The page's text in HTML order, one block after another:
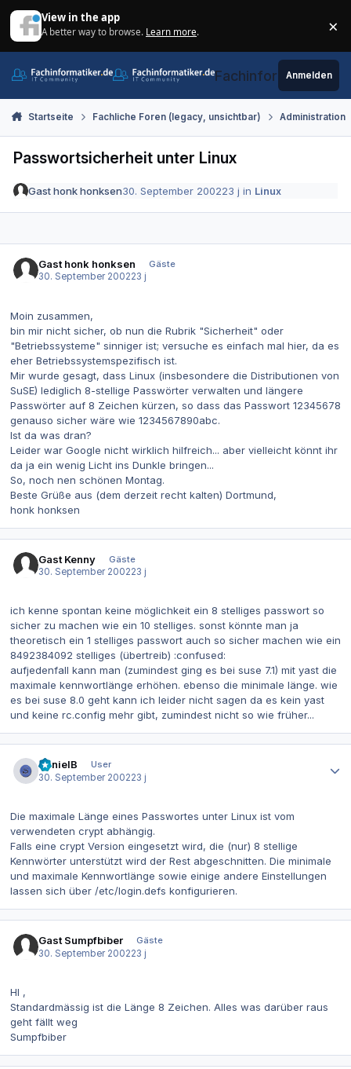
View in the app
A better way to browse. Learn more. ×
Fachinformatiker.de
Anmelden
Startseite Fachliche Foren (legacy, unsichtbar) Administration
Passwortsicherheit unter Linux
Gast honk honksen30. September 200223 j in Linux
Gast honk honksen
Gäste
30. September 200223 j
Moin zusammen,
bin mir nicht sicher, ob nun die Rubrik "Sicherheit" oder
"Betriebssysteme" sinniger ist; versuche es einfach mal hier, da es
eher Betriebssystemspezifisch ist.
Mir wurde gesagt, dass Linux (insbesondere die Distributionen von
SuSE) lediglich 8-stellige Passwörter verwalten und längere
Passwörter auf 8 Zeichen kürzen, so dass das Passwort 12345678
genauso sicher wäre wie 1234567890abc.
Ist da was dran?
Leider war Google nicht wirklich hilfreich... aber vielleicht könnt ihr
da ja ein wenig Licht ins Dunkle bringen...
So, noch nen schönen Montag.
Beste Grüße aus (dem derzeit recht kalten) Dortmund,
honk honksen
Gast Kenny
Gäste
30. September 200223 j
ich kenne spontan keine möglichkeit ein 8 stelliges passwort so
sicher zu machen wie ein 10 stelliges. sonst könnte man ja
theoretisch ein 1 stelliges passwort auch so sicher machen wie ein
8492384092 stelliges (übertreib) :confused:
aufjedenfall kann man (zumindest ging es bei suse 7.1) mit yast die
maximale kennwortlänge erhöhen. ebenso die minimale länge. wie
es bei suse 8.0 geht kann ich leider nicht sagen da es kein yast
und keine rc.config mehr gibt, zumindest nicht so wie früher...
DanielB
User
30. September 200223 j
Die maximale Länge eines Passwortes unter Linux ist vom
verwendeten crypt abhängig.
Falls eine crypt Version eingesetzt wird, die (nur) 8 stellige
Kennwörter unterstützt wird der Rest abgeschnitten. Die minimale
und maximale Kennwortlänge sowie einige andere Einstellungen
lassen sich über /etc/login.defs konfigurieren.
Gast Sumpfbiber
Gäste
30. September 200223 j
HI ,
Standardmässig ist die Länge 8 Zeichen. Alles was darüber raus
geht fällt weg
Sumpfbiber